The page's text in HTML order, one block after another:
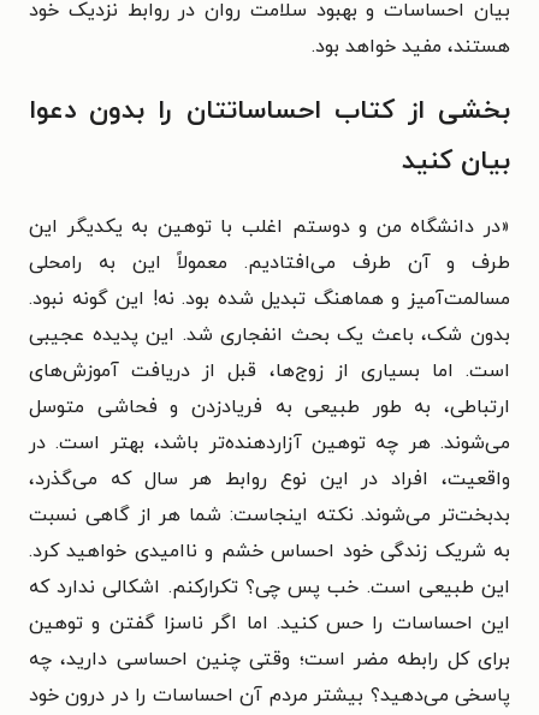
بیان احساسات و بهبود سلامت روان در روابط نزدیک خود
هستند، مفید خواهد بود.
بخشی از کتاب احساساتتان را بدون دعوا
بیان کنید
«در دانشگاه من و دوستم اغلب با توهین به یکدیگر این
طرف و آن طرف می‌افتادیم. معمولاً این به رامحلی
مسالمت‌آمیز و هماهنگ تبدیل شده بود. نه! این گونه نبود.
بدون شک، باعث یک بحث انفجاری شد. این پدیده عجیبی
است. اما بسیاری از زوج‌ها، قبل از دریافت آموزش‌های
ارتباطی، به طور طبیعی به فریادزدن و فحاشی متوسل
می‌شوند. هر چه توهین آزاردهنده‌تر باشد، بهتر است. در
واقعیت، افراد در این نوع روابط هر سال که می‌گذرد،
بدبخت‌تر می‌شوند. نکته اینجاست: شما هر از گاهی نسبت
به شریک زندگی خود احساس خشم و ناامیدی خواهید کرد.
این طبیعی است. خب پس چی؟ تکرارکنم. اشکالی ندارد که
این احساسات را حس کنید. اما اگر ناسزا گفتن و توهین
برای کل رابطه مضر است؛ وقتی چنین احساسی دارید، چه
پاسخی می‌دهید؟ بیشتر مردم آن احساسات را در درون خود